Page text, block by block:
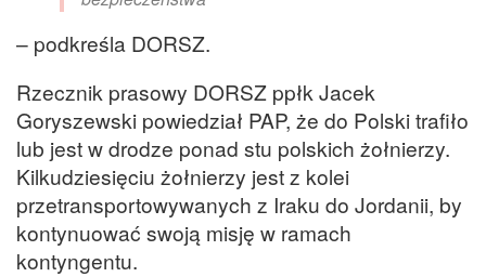
– podkreśla DORSZ.
Rzecznik prasowy DORSZ ppłk Jacek
Goryszewski powiedział PAP, że do Polski trafiło
lub jest w drodze ponad stu polskich żołnierzy.
Kilkudziesięciu żołnierzy jest z kolei
przetransportowywanych z Iraku do Jordanii, by
kontynuować swoją misję w ramach
kontyngentu.